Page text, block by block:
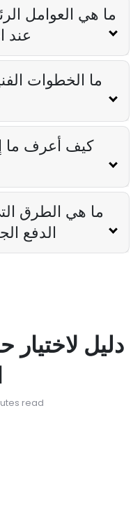
Feb 14, 2024
ما هي العوامل
عند
ما الخطوات
كيف أعرف ما
ما هي الطرق
الدفع
دليل لاختيار
read